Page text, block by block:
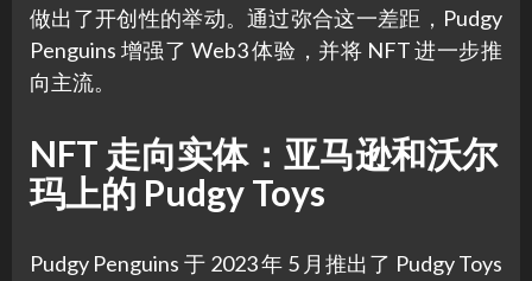
做出了开创性的举动。通过弥合这一差距，Pudgy
Penguins 增强了 Web3 体验，并将 NFT 进一步推
向主流。
NFT 走向实体：亚马逊和沃尔
玛上的 Pudgy Toys
Pudgy Penguins 于 2023 年 5 月推出了 Pudgy Toys